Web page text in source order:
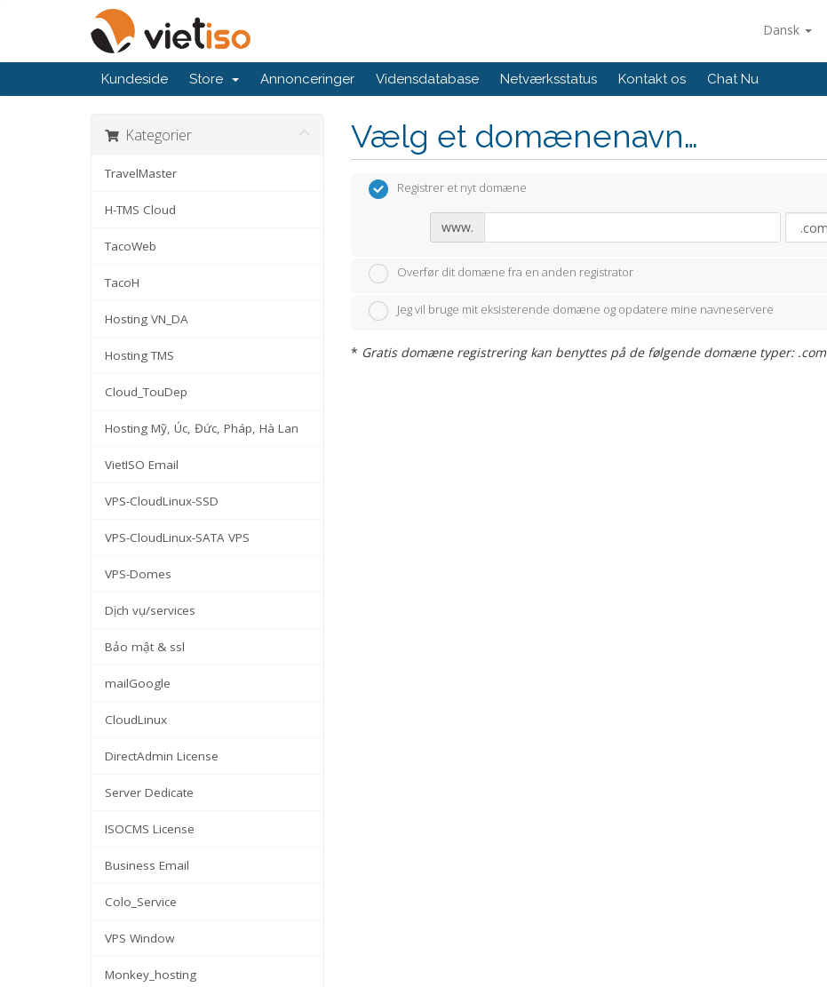
Dansk
Kundeside Store Annonceringer Vidensdatabase Netværksstatus Kontakt os Chat Nu
Kategorier
TravelMaster
H-TMS Cloud
TacoWeb
TacoH
Hosting VN_DA
Hosting TMS
Cloud_TouDep
Hosting Mỹ, Úc, Đức, Pháp, Hà Lan
VietISO Email
VPS-CloudLinux-SSD
VPS-CloudLinux-SATA VPS
VPS-Domes
Dịch vụ/services
Bảo mật & ssl
mailGoogle
CloudLinux
DirectAdmin License
Server Dedicate
ISOCMS License
Business Email
Colo_Service
VPS Window
Monkey_hosting
Vælg et domænenavn…
Registrer et nyt domæne
www.
Overfør dit domæne fra en anden registrator
Jeg vil bruge mit eksisterende domæne og opdatere mine navneservere
* Gratis domæne registrering kan benyttes på de følgende domæne typer: .com